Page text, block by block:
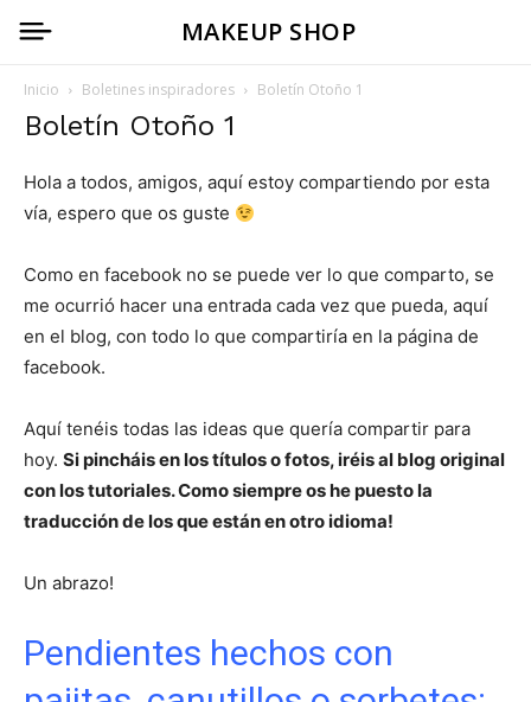
MAKEUP SHOP
Inicio Boletines inspiradores Boletín Otoño 1
Boletín Otoño 1
Hola a todos, amigos, aquí estoy compartiendo por esta
vía, espero que os guste
Como en facebook no se puede ver lo que comparto, se
me ocurrió hacer una entrada cada vez que pueda, aquí
en el blog, con todo lo que compartiría en la página de
facebook.
Aquí tenéis todas las ideas que quería compartir para
hoy. Si pincháis en los títulos o fotos, iréis al blog original
con los tutoriales. Como siempre os he puesto la
traducción de los que están en otro idioma!
Un abrazo!
Pendientes hechos con